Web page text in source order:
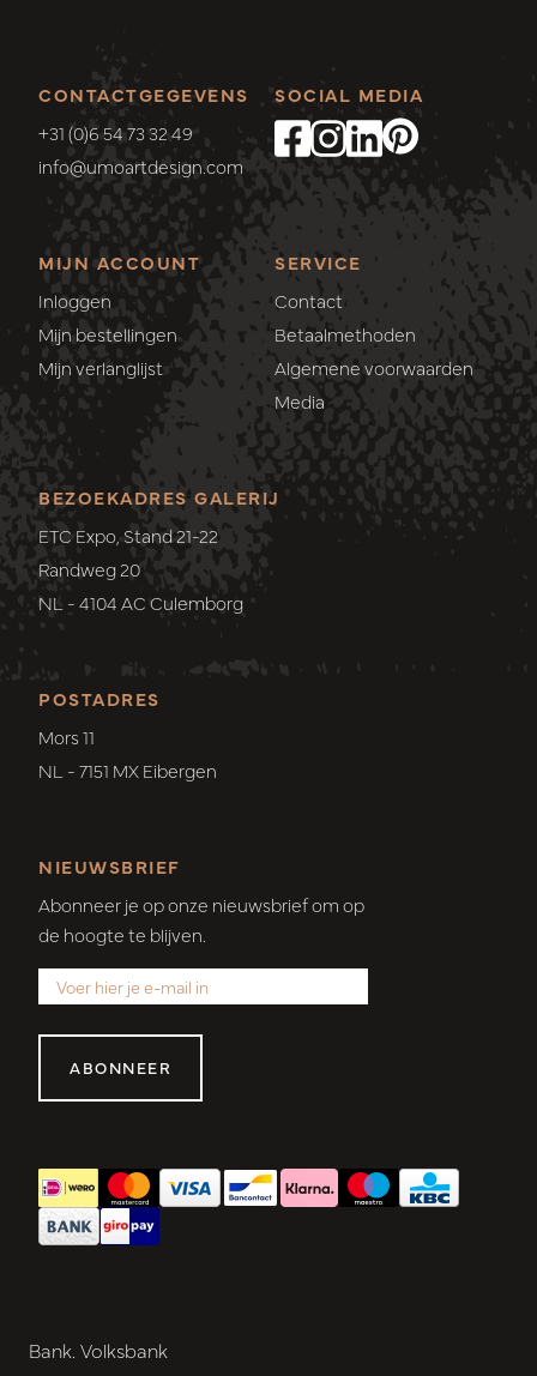
CONTACTGEGEVENS
+31 (0)6 54 73 32 49
info@umoartdesign.com
MIJN ACCOUNT
Inloggen
Mijn bestellingen
Mijn verlanglijst
SERVICE
Contact
Betaalmethoden
Algemene voorwaarden
Media
SOCIAL MEDIA
POSTADRES
Mors 11
NL - 7151 MX Eibergen
BEZOEKADRES GALERIJ
ETC Expo, Stand 21-22
Randweg 20
NL - 4104 AC Culemborg
NIEUWSBRIEF
Abonneer je op onze nieuwsbrief om op
de hoogte te blijven.
ABONNEER
Bank. Volksbank